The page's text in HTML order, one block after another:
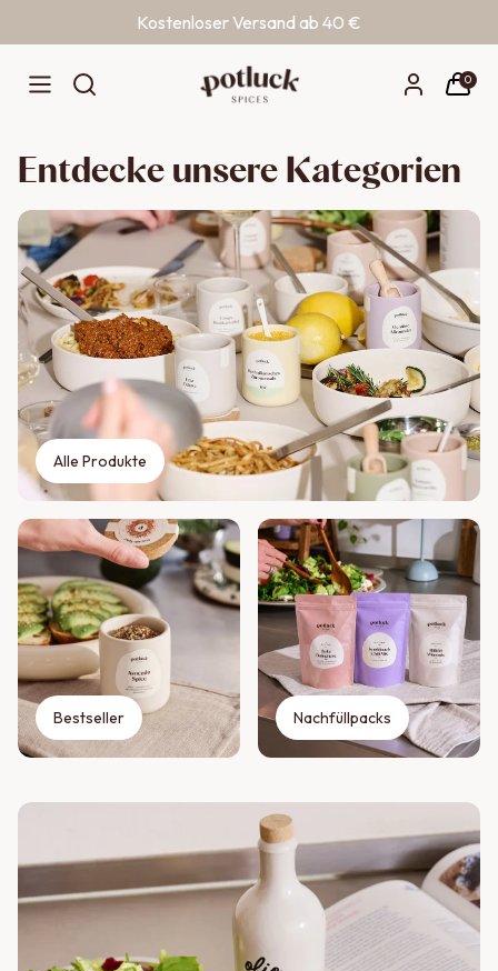
Kostenloser Versand ab 40 €
0
Entdecke unsere Kategorien
Alle Produkte
Bestseller Nachfüllpacks